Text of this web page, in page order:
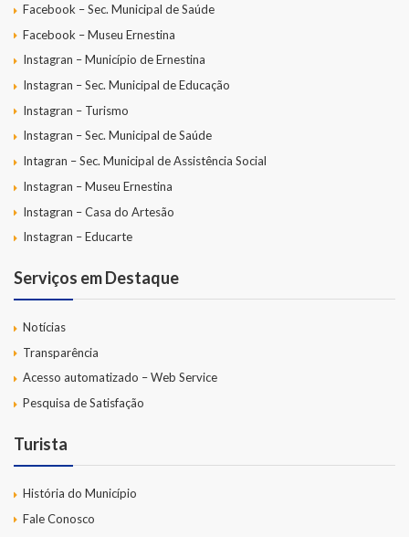
Facebook – Sec. Municipal de Saúde
Facebook – Museu Ernestina
Instagran – Município de Ernestina
Instagran – Sec. Municipal de Educação
Instagran – Turismo
Instagran – Sec. Municipal de Saúde
Intagran – Sec. Municipal de Assistência Social
Instagran – Museu Ernestina
Instagran – Casa do Artesão
Instagran – Educarte
Serviços em Destaque
Notícias
Transparência
Acesso automatizado – Web Service
Pesquisa de Satisfação
Turista
História do Município
Fale Conosco